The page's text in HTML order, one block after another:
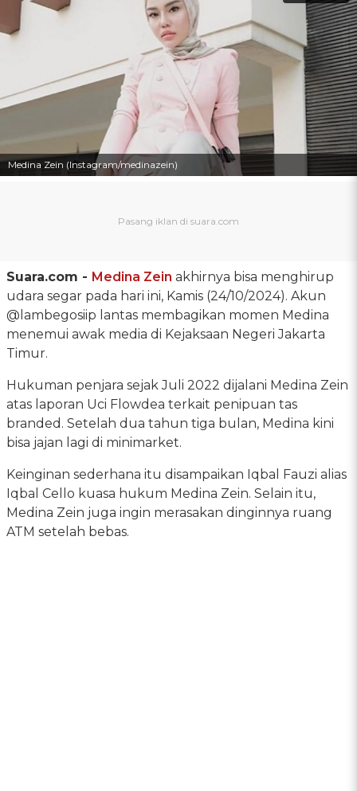
Medina Zein (Instagram/medinazein)
Suara.com - Medina Zein akhirnya bisa menghirup
udara segar pada hari ini, Kamis (24/10/2024). Akun
@lambegosiip lantas membagikan momen Medina
menemui awak media di Kejaksaan Negeri Jakarta
Timur.
Hukuman penjara sejak Juli 2022 dijalani Medina Zein
atas laporan Uci Flowdea terkait penipuan tas
branded. Setelah dua tahun tiga bulan, Medina kini
bisa jajan lagi di minimarket.
Keinginan sederhana itu disampaikan Iqbal Fauzi alias
Iqbal Cello kuasa hukum Medina Zein. Selain itu,
Medina Zein juga ingin merasakan dinginnya ruang
ATM setelah bebas.